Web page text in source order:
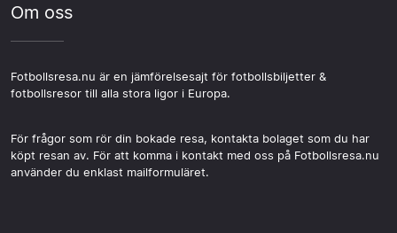
Om oss
Fotbollsresa.nu är en jämförelsesajt för fotbollsbiljetter &
fotbollsresor till alla stora ligor i Europa.
För frågor som rör din bokade resa, kontakta bolaget som du har
köpt resan av. För att komma i kontakt med oss på Fotbollsresa.nu
använder du enklast mailformuläret.